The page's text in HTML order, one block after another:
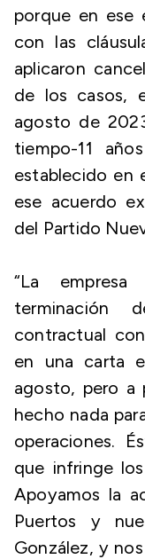
porque en ese
con las
aplicaron
de los casos,
agosto de
tiempo-11
establecido en
ese acuerdo
del Partido
“La
terminación
contractual
en una carta
agosto, pero a
hecho nada
operaciones.
que infringe
Apoyamos la
Puertos y
González, y